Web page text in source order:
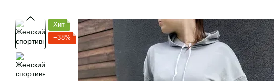
Хит
−38%